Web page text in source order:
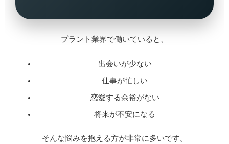
プラント業界で働いていると、
出会いが少ない
仕事が忙しい
恋愛する余裕がない
将来が不安になる
そんな悩みを抱える方が非常に多いです。